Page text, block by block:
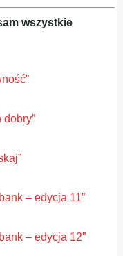
wszystkie
dobry”
– edycja 11”
– edycja 12”